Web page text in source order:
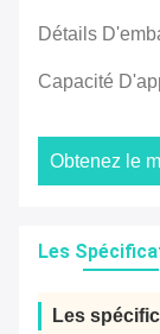
Détails
Capacité
Obtenez le
Les
Les